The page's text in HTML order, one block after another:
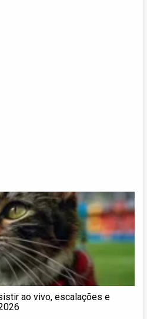
ao vivo, escalações e